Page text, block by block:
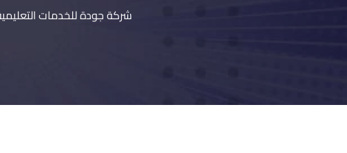
شركة جودة للخدمات